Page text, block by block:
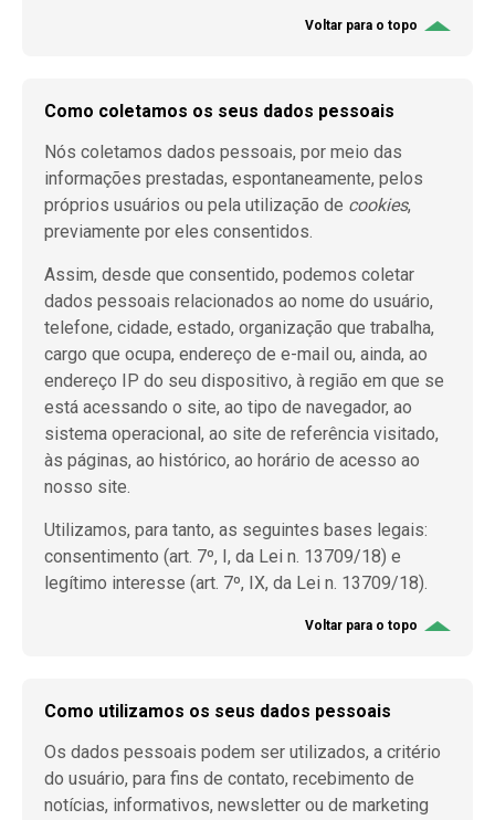
Voltar para o topo
Como coletamos os seus dados pessoais
Nós coletamos dados pessoais, por meio das
informações prestadas, espontaneamente, pelos
próprios usuários ou pela utilização de cookies,
previamente por eles consentidos.
Assim, desde que consentido, podemos coletar
dados pessoais relacionados ao nome do usuário,
telefone, cidade, estado, organização que trabalha,
cargo que ocupa, endereço de e-mail ou, ainda, ao
endereço IP do seu dispositivo, à região em que se
está acessando o site, ao tipo de navegador, ao
sistema operacional, ao site de referência visitado,
às páginas, ao histórico, ao horário de acesso ao
nosso site.
Utilizamos, para tanto, as seguintes bases legais:
consentimento (art. 7º, I, da Lei n. 13709/18) e
legítimo interesse (art. 7º, IX, da Lei n. 13709/18).
Voltar para o topo
Como utilizamos os seus dados pessoais
Os dados pessoais podem ser utilizados, a critério
do usuário, para fins de contato, recebimento de
notícias, informativos, newsletter ou de marketing